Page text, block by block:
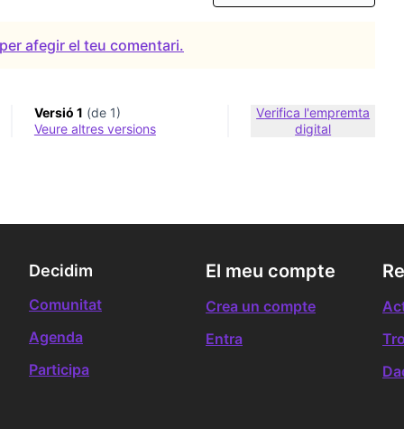
afegir el teu comentari.
Versió 1 (de 1)
veure altres versions
Verifica l'empremta
digital
Decidim
Comunitat
Agenda
Participa
El meu compte
Crea un compte
Entra